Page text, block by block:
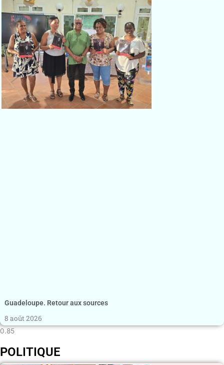
Guadeloupe. Retour aux sources
8 août 2026
POLITIQUE